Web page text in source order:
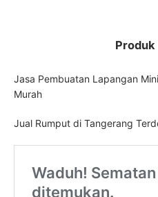
Produk
Jasa Pembuatan Lapangan
Murah
Jual Rumput di Tangerang